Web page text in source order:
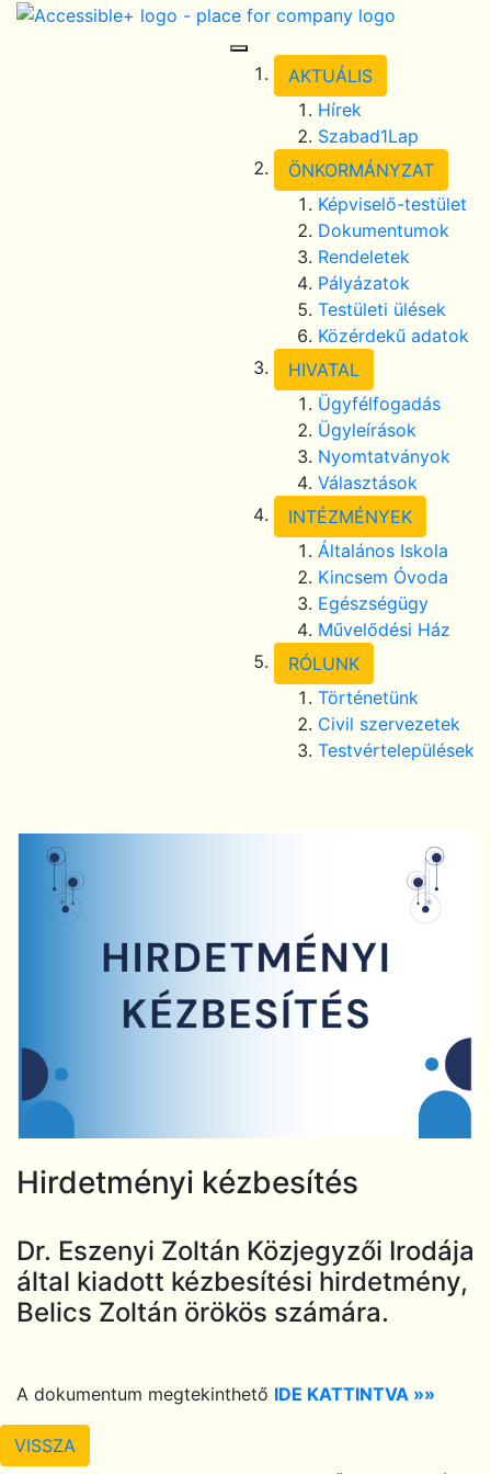
Skip Navigation
Toggle Navigation
AKTUÁLIS
Hírek
Szabad1Lap
ÖNKORMÁNYZAT
Képviselő-testület
Dokumentumok
Rendeletek
Pályázatok
Testületi ülések
Közérdekű adatok
HIVATAL
Ügyfélfogadás
Ügyleírások
Nyomtatványok
Választások
INTÉZMÉNYEK
Általános Iskola
Kincsem Óvoda
Egészségügy
Művelődési Ház
RÓLUNK
Történetünk
Civil szervezetek
Testvértelepülések
Hirdetményi kézbesítés
Dr. Eszenyi Zoltán Közjegyzői Irodája
által kiadott kézbesítési hirdetmény,
Belics Zoltán örökös számára.
A dokumentum megtekinthető IDE KATTINTVA »»
VISSZA